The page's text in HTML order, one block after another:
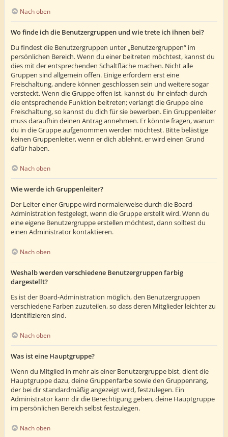
Nach oben
Wo finde ich die Benutzergruppen und wie trete ich ihnen bei?
Du findest die Benutzergruppen unter „Benutzergruppen“ im
persönlichen Bereich. Wenn du einer beitreten möchtest, kannst du
dies mit der entsprechenden Schaltfläche machen. Nicht alle
Gruppen sind allgemein offen. Einige erfordern erst eine
Freischaltung, andere können geschlossen sein und weitere sogar
versteckt. Wenn die Gruppe offen ist, kannst du ihr einfach durch
die entsprechende Funktion beitreten; verlangt die Gruppe eine
Freischaltung, so kannst du dich für sie bewerben. Ein Gruppenleiter
muss daraufhin deinen Antrag annehmen. Er könnte fragen, warum
du in die Gruppe aufgenommen werden möchtest. Bitte belästige
keinen Gruppenleiter, wenn er dich ablehnt, er wird einen Grund
dafür haben.
Nach oben
Wie werde ich Gruppenleiter?
Der Leiter einer Gruppe wird normalerweise durch die Board-
Administration festgelegt, wenn die Gruppe erstellt wird. Wenn du
eine eigene Benutzergruppe erstellen möchtest, dann solltest du
einen Administrator kontaktieren.
Nach oben
Weshalb werden verschiedene Benutzergruppen farbig
dargestellt?
Es ist der Board-Administration möglich, den Benutzergruppen
verschiedene Farben zuzuteilen, so dass deren Mitglieder leichter zu
identifizieren sind.
Nach oben
Was ist eine Hauptgruppe?
Wenn du Mitglied in mehr als einer Benutzergruppe bist, dient die
Hauptgruppe dazu, deine Gruppenfarbe sowie den Gruppenrang,
der bei dir standardmäßig angezeigt wird, festzulegen. Ein
Administrator kann dir die Berechtigung geben, deine Hauptgruppe
im persönlichen Bereich selbst festzulegen.
Nach oben